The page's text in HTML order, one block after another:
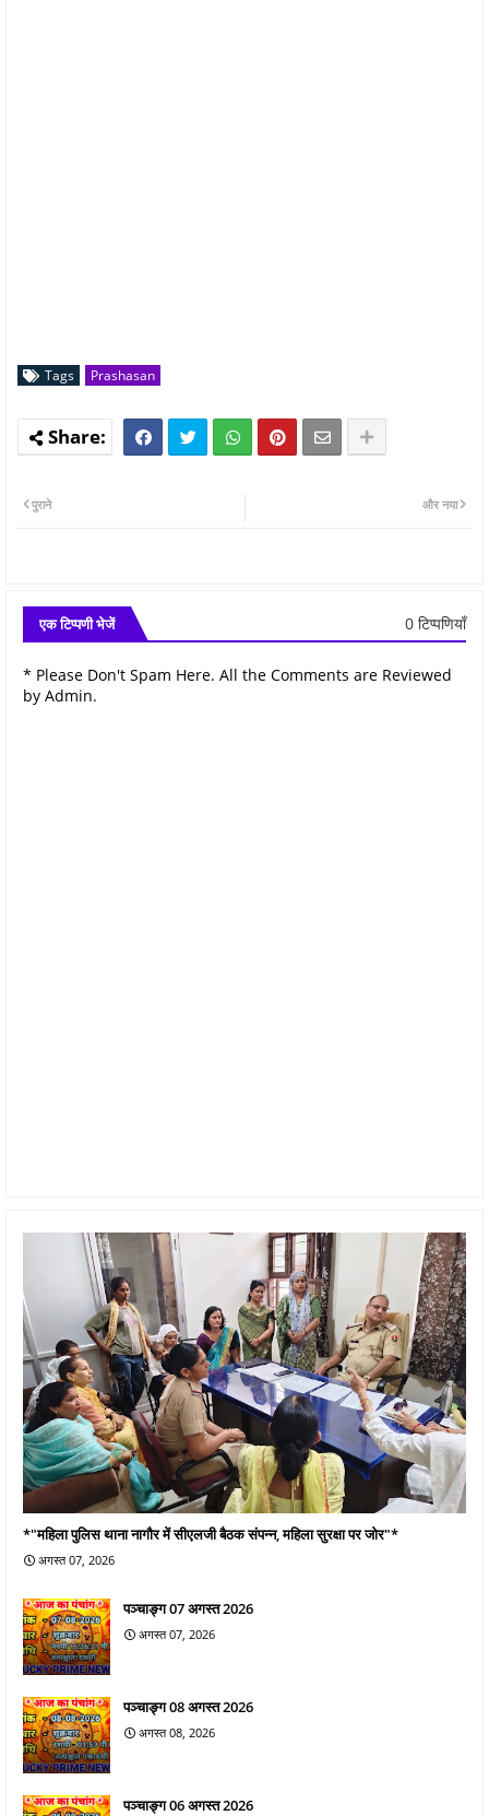
Tags Prashasan
और नया
पुराने
एक टिप्पणी भेजें 0 टिप्पणियाँ
* Please Don't Spam Here. All the Comments are Reviewed
by Admin.
*"महिला पुलिस थाना नागौर में सीएलजी बैठक संपन्न, महिला सुरक्षा पर जोर"*
अगस्त 07, 2026
पञ्चाङ्ग 07 अगस्त 2026
अगस्त 07, 2026
पञ्चाङ्ग 08 अगस्त 2026
अगस्त 08, 2026
पञ्चाङ्ग 06 अगस्त 2026